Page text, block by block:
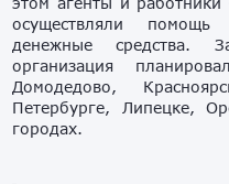
осуществляли
денежные средства.
организация
Домодедово,
Петербурге, Липецке,
городах.